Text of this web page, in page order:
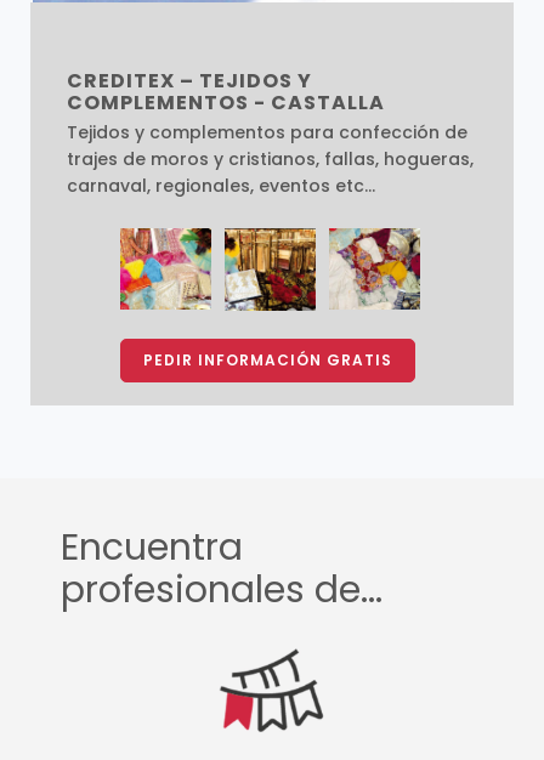
CREDITEX – TEJIDOS Y
COMPLEMENTOS - CASTALLA
Tejidos y complementos para confección de
trajes de moros y cristianos, fallas, hogueras,
carnaval, regionales, eventos etc...
PEDIR INFORMACIÓN GRATIS
Encuentra
profesionales de...